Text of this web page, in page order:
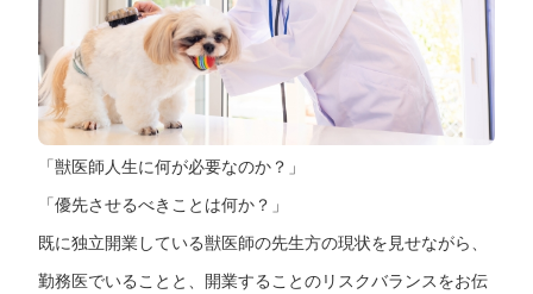
「獣医師人生に何が必要なのか？」
「優先させるべきことは何か？」
既に独立開業している獣医師の先生方の現状を見せながら、
勤務医でいることと、開業することのリスクバランスをお伝